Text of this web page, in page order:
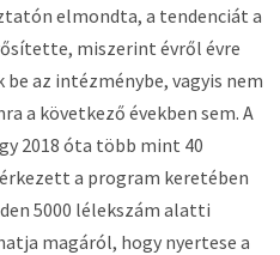
elmondta, a tendenciát a
miszerint évről évre
az intézménybe, vagyis nem
a következő években sem. A
2018 óta több mint 40
a program keretében
5000 lélekszám alatti
magáról, hogy nyertese a